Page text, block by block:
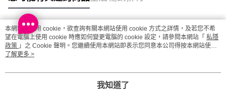
熱門標籤
熱銷排行
本網站中使用 cookie，欲查詢有關本網站使用 cookie 方式之詳情，及若您不希
望在電腦上使用 cookie 時應如何變更電腦的 cookie 設定，請參閱本網站「 私隱
政策 」之 Cookie 聲明。您繼續使用本網站即表示您同意本公司得按本網站使用
條款之 Cookie 聲明使用 cookie。
了解更多 >
我知道了